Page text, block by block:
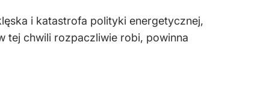
i katastrofa polityki energetycznej,
tej chwili rozpaczliwie robi, powinna